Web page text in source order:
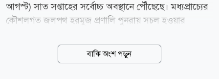
আগস্ট) সাত সপ্তাহের সর্বোচ্চ অবস্থানে পৌঁছেছে। মধ্যপ্রাচ্যের
কৌশলগত জলপথ হরমুজ প্রণালি পুনরায় সচল হওয়ার
যুক্তরাষ্ট্রে সুদের হার আরও বাড়ানোর আশঙ্কা কিছুটা কমেছে।
এর ইতিবাচক প্রভাব পড়েছে স্বর্ণের বাজারে। বার্তা সংস্থা
বাকি অংশ পড়ুন